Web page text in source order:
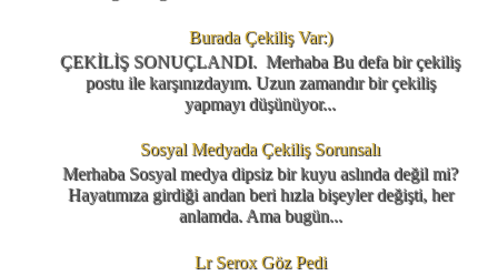
Burada Çekiliş Var:)
ÇEKİLİŞ SONUÇLANDI. Merhaba Bu defa bir çekiliş
postu ile karşınızdayım. Uzun zamandır bir çekiliş
yapmayı düşünüyor...
Sosyal Medyada Çekiliş Sorunsalı
Merhaba Sosyal medya dipsiz bir kuyu aslında değil mi?
Hayatımıza girdiği andan beri hızla bişeyler değişti, her
anlamda. Ama bugün...
Lr Serox Göz Pedi